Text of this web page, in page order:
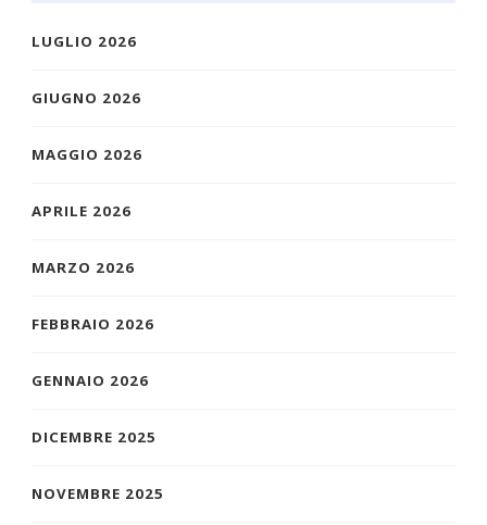
LUGLIO 2026
GIUGNO 2026
MAGGIO 2026
APRILE 2026
MARZO 2026
FEBBRAIO 2026
GENNAIO 2026
DICEMBRE 2025
NOVEMBRE 2025